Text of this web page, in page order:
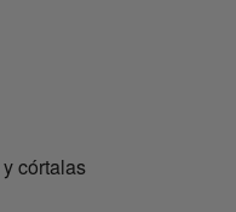
córtalas